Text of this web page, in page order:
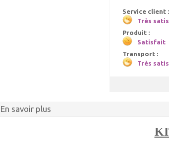
Service client :
Très
Produit :
Satisfait
Transport :
Très
En savoir plus